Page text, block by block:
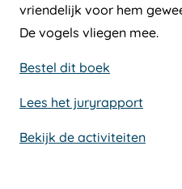
vriendelijk voor hem
De vogels vliegen mee.
Bestel dit boek
Lees het juryrapport
Bekijk de activiteiten